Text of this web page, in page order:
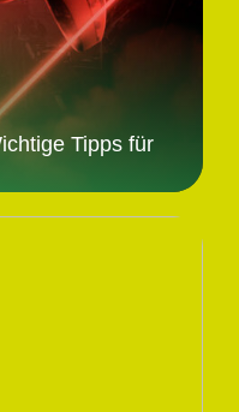
Tipps für